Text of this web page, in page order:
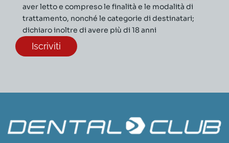
aver letto e compreso le finalità e le modalità di
trattamento, nonché le categorie di destinatari;
dichiaro inoltre di avere più di 18 anni